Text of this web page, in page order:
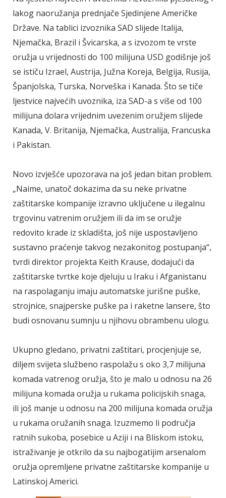
lakog naoružanja prednjače Sjedinjene Američke
Države. Na tablici izvoznika SAD slijede Italija,
Njemačka, Brazil i Švicarska, a s izvozom te vrste
oružja u vrijednosti do 100 milijuna USD godišnje još
se ističu Izrael, Austrija, Južna Koreja, Belgija, Rusija,
Španjolska, Turska, Norveška i Kanada. Što se tiče
ljestvice najvećih uvoznika, iza SAD-a s više od 100
milijuna dolara vrijednim uvezenim oružjem slijede
Kanada, V. Britanija, Njemačka, Australija, Francuska
i Pakistan.
Novo izvješće upozorava na još jedan bitan problem.
„Naime, unatoč dokazima da su neke privatne
zaštitarske kompanije izravno uključene u ilegalnu
trgovinu vatrenim oružjem ili da im se oružje
redovito krade iz skladišta, još nije uspostavljeno
sustavno praćenje takvog nezakonitog postupanja“,
tvrdi direktor projekta Keith Krause, dodajući da
zaštitarske tvrtke koje djeluju u Iraku i Afganistanu
na raspolaganju imaju automatske jurišne puške,
strojnice, snajperske puške pa i raketne lansere, što
budi osnovanu sumnju u njihovu obrambenu ulogu.
Ukupno gledano, privatni zaštitari, procjenjuje se,
diljem svijeta službeno raspolažu s oko 3,7 milijuna
komada vatrenog oružja, što je malo u odnosu na 26
milijuna komada oružja u rukama policijskih snaga,
ili još manje u odnosu na 200 milijuna komada oružja
u rukama oružanih snaga. Izuzmemo li područja
ratnih sukoba, posebice u Aziji i na Bliskom istoku,
istraživanje je otkrilo da su najbogatijim arsenalom
oružja opremljene privatne zaštitarske kompanije u
Latinskoj Americi.